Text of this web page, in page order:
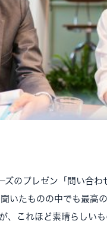
ズのプレゼン「問い合わ
いたものの中でも最高
、これほど素晴らしい